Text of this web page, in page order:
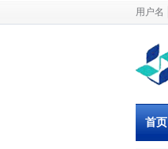
用户名
首页